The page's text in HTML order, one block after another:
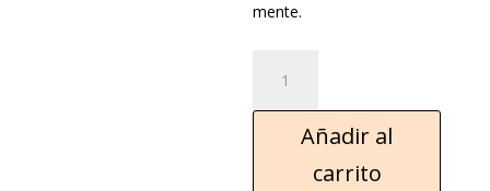
mente.
Añadir al
carrito